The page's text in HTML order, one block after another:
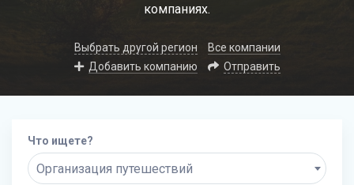
компаниях.
Выбрать другой регион
Все компании
Добавить компанию
Отправить
Что ищете?
Организация путешествий